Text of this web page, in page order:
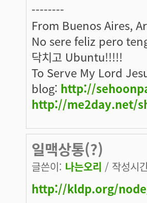
--------
From Buenos Aires,
No sere feliz pero
닥치고 Ubuntu!!!!!
To Serve My Lord
blog: http://
http://me2day.net/
일맥상통(?)
글쓴이: 나는오리 / 작성시
http://kldp.org/